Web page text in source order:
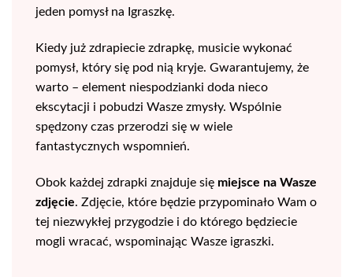
jeden pomysł na Igraszkę.
Kiedy już zdrapiecie zdrapkę, musicie wykonać
pomysł, który się pod nią kryje. Gwarantujemy, że
warto – element niespodzianki doda nieco
ekscytacji i pobudzi Wasze zmysły. Wspólnie
spędzony czas przerodzi się w wiele
fantastycznych wspomnień.
Obok każdej zdrapki znajduje się miejsce na Wasze
zdjęcie. Zdjęcie, które będzie przypominało Wam o
tej niezwykłej przygodzie i do którego będziecie
mogli wracać, wspominając Wasze igraszki.